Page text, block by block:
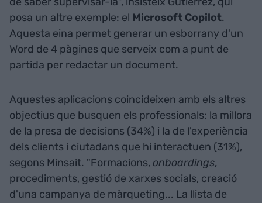
posa un altre exemple: el Microsoft Copilot.
Aquesta eina permet generar un esborrany d'un
Word de 4 pàgines que serveix com a punt de
partida per redactar un document.
Aquestes aplicacions coincideixen amb els altres
objectius que busquen els professionals: la millora
de la presa de decisions (34%) i la de l'experiència
dels clients i ciutadans que hi interactuen (31%),
segons Minsait. "Formacions, onboardings,
procediments, gestió de xarxes socials, creació
d'una campanya de màrqueting... La llista de